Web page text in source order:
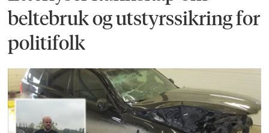
beltebruk og utstyrssikring for
politifolk